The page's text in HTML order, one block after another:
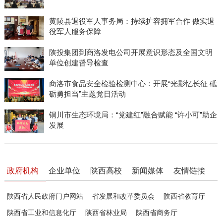
黄陵县退役军人事务局：持续扩容拥军合作 做实退
役军人服务保障
陕投集团到商洛发电公司开展意识形态及全国文明
单位创建督导检查
商洛市食品安全检验检测中心：开展“光影忆长征 砥
砺勇担当”主题党日活动
铜川市生态环境局：“党建红”融合赋能 “许小可”助企
发展
政府机构 企业单位 陕西高校 新闻媒体 友情链接
陕西省人民政府门户网站 省发展和改革委员会 陕西省教育厅
陕西省工业和信息化厅 陕西省林业局 陕西省商务厅